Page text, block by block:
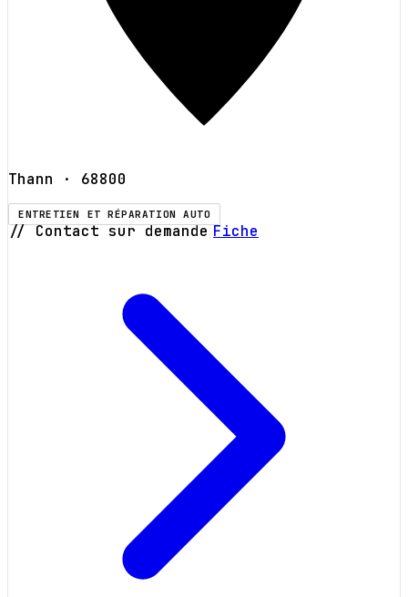
Thann · 68800
ENTRETIEN ET RÉPARATION AUTO
// Contact sur demande Fiche